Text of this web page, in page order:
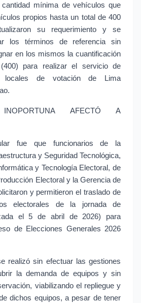
mínima de vehículos que
propios hasta un total de 400
su requerimiento y se
los términos de referencia sin
en los mismos la cuantificación
para realizar el servicio de
de votación de Lima
INOPORTUNA AFECTÓ A
fue que funcionarios de la
y Seguridad Tecnológica,
y Tecnología Electoral, de
Electoral y la Gerencia de
y permitieron el traslado de
electorales de la jornada de
el 5 de abril de 2026) para
de Elecciones Generales 2026
realizó sin efectuar las gestiones
la demanda de equipos y sin
viabilizando el repliegue y
dichos equipos, a pesar de tener